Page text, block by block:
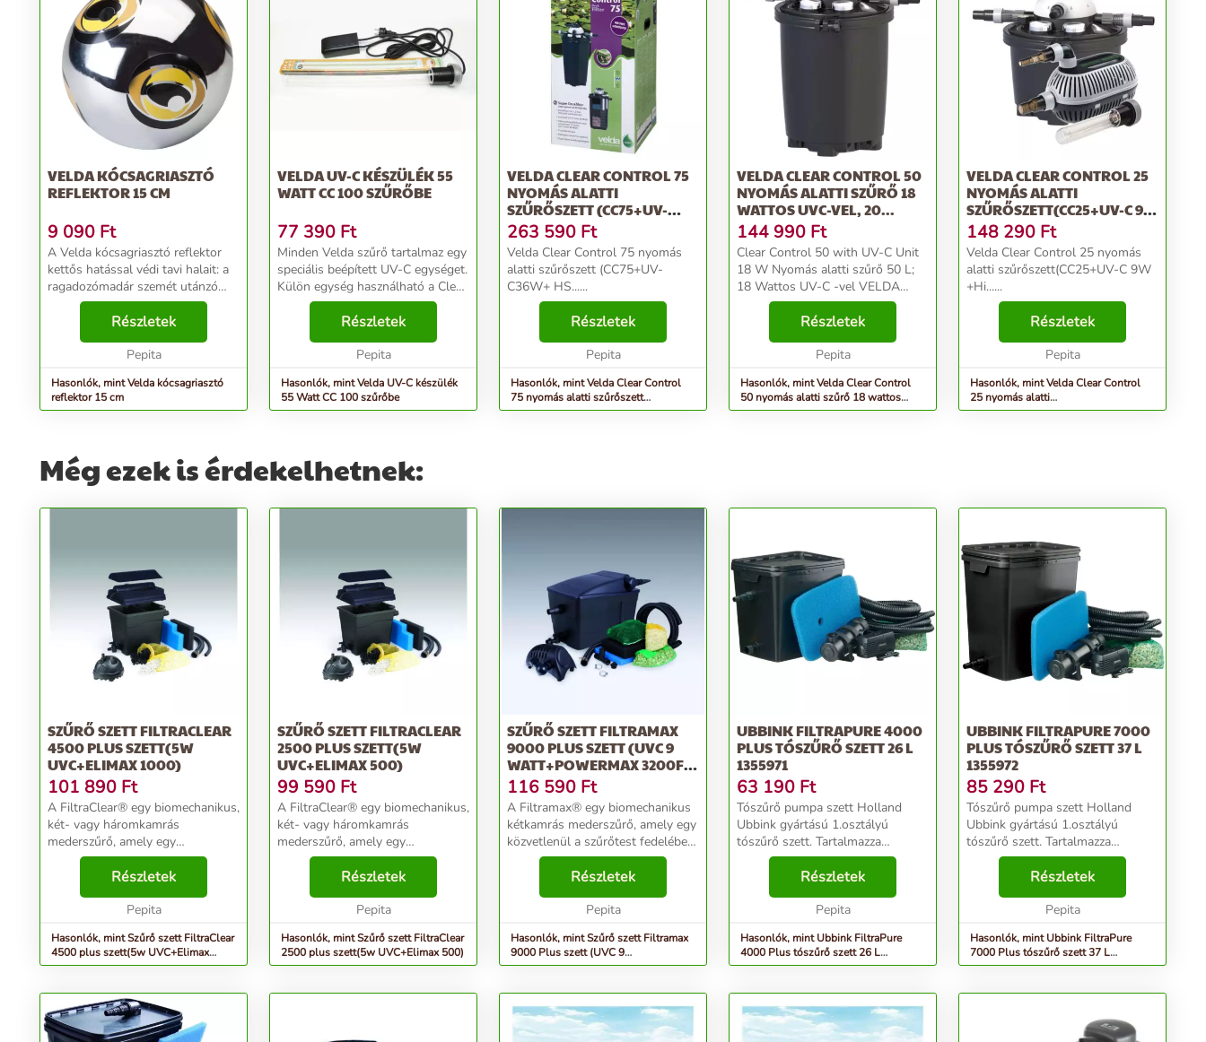
VELDA KÓCSAGRIASZTÓ
REFLEKTOR 15 CM
9 090 Ft
A Velda kócsagriasztó reflektor
kettős hatással védi tavi halait: a
ragadozómadár szemét utánzó
képekkel és az ezüst színű, lebegő
labda csillogó hatásával. A
kócsagok megijednek ezektől, és
Részletek
Pepita
Hasonlók, mint Velda kócsagriasztó
reflektor 15 cm
VELDA UV-C KÉSZÜLÉK 55
WATT CC 100 SZŰRŐBE
77 390 Ft
Minden Velda szűrő tartalmaz egy
speciális beépített UV-C egységet.
Külön egység használható a Clear
Control nyomószűrőkhöz, a
Cross-Flow Biofill és a Giant
Biofill XL szűrőkhöz. Hatása az
Részletek
Pepita
Hasonlók, mint Velda UV-C készülék
55 Watt CC 100 szűrőbe
VELDA CLEAR CONTROL 75
NYOMÁS ALATTI
SZŰRŐSZETT (CC75+UV-
C36W+ HS...
263 590 Ft
Velda Clear Control 75 nyomás
alatti szűrőszett (CC75+UV-
C36W+ HS......
Részletek
Pepita
Hasonlók, mint Velda Clear Control
75 nyomás alatti szűrőszett
(CC75+UV-C36W+ HS...
VELDA CLEAR CONTROL 50
NYOMÁS ALATTI SZŰRŐ 18
WATTOS UVC-VEL, 20...
144 990 Ft
Clear Control 50 with UV-C Unit
18 W Nyomás alatti szűrő 50 L;
18 Wattos UV-C -vel VELDA
Ajánlott max. 20.000 literes
tavakhoz. A szűrőbe tavasztól-
őszig plusz egy UV-C csírátlanító
készülék, ill. tél...
Részletek
Pepita
Hasonlók, mint Velda Clear Control
50 nyomás alatti szűrő 18 wattos
UVC-vel, 20...
VELDA CLEAR CONTROL 25
NYOMÁS ALATTI
SZŰRŐSZETT(CC25+UV-C 9W
+HI...
148 290 Ft
Velda Clear Control 25 nyomás
alatti szűrőszett(CC25+UV-C 9W
+Hi......
Részletek
Pepita
Hasonlók, mint Velda Clear Control
25 nyomás alatti
szűrőszett(CC25+UV-C 9W +Hi...
Még ezek is érdekelhetnek:
SZŰRŐ SZETT FILTRACLEAR
4500 PLUS SZETT(5W
UVC+ELIMAX 1000)
101 890 Ft
A FiltraClear® egy biomechanikus,
két- vagy háromkamrás
mederszűrő, amely egy
közvetlenül a szűrőtest fedelébe
beépített, ultraibolya sugárzást
(UVC) kibocsátó eszközzel
rendelkezik. A FiltraClear® kü...
Részletek
Pepita
Hasonlók, mint Szűrő szett FiltraClear
4500 plus szett(5w UVC+Elimax
1000)
SZŰRŐ SZETT FILTRACLEAR
2500 PLUS SZETT(5W
UVC+ELIMAX 500)
99 590 Ft
A FiltraClear® egy biomechanikus,
két- vagy háromkamrás
mederszűrő, amely egy
közvetlenül a szűrőtest fedelébe
beépített, ultraibolya sugárzást
(UVC) kibocsátó eszközzel
rendelkezik. A FiltraClear® kü...
Részletek
Pepita
Hasonlók, mint Szűrő szett FiltraClear
2500 plus szett(5w UVC+Elimax 500)
SZŰRŐ SZETT FILTRAMAX
9000 PLUS SZETT (UVC 9
WATT+POWERMAX 3200FI
PUMPA)
116 590 Ft
A Filtramax® egy biomechanikus
kétkamrás mederszűrő, amely egy
közvetlenül a szűrőtest fedelébe
beépített, ultraibolya sugárzást
(UVC) kibocsátó eszközzel
rendelkezik. A Filtramax® a tó
életciklusát k...
Részletek
Pepita
Hasonlók, mint Szűrő szett Filtramax
9000 Plus szett (UVC 9
watt+Powermax 3200Fi pumpa)
UBBINK FILTRAPURE 4000
PLUS TÓSZŰRŐ SZETT 26 L
1355971
63 190 Ft
Tószűrő pumpa szett Holland
Ubbink gyártású 1.osztályú
tószűrő szett. Tartalmazza
s szűrőházat, Xtra900 szivattyú
pumpát és egy 9W Uv lámpát. A
dobozt csatlakoztassa a
tószivattyúra és a szűrőn átke...
Részletek
Pepita
Hasonlók, mint Ubbink FiltraPure
4000 Plus tószűrő szett 26 L
1355971
UBBINK FILTRAPURE 7000
PLUS TÓSZŰRŐ SZETT 37 L
1355972
85 290 Ft
Tószűrő pumpa szett Holland
Ubbink gyártású 1.osztályú
tószűrő szett. Tartalmazza
s szűrőházat, Xtra2300 szivattyú
pumpát és egy 9W Uv lámpát. A
dobozt csatlakoztassa a
tószivattyúra és a szűrőn átk...
Részletek
Pepita
Hasonlók, mint Ubbink FiltraPure
7000 Plus tószűrő szett 37 L
1355972